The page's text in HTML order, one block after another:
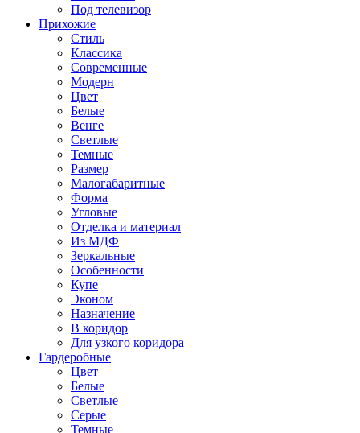
Под телевизор
Прихожие
Стиль
Классика
Современные
Модерн
Цвет
Белые
Венге
Светлые
Темные
Размер
Малогабаритные
Форма
Угловые
Отделка и материал
Из МДФ
Зеркальные
Особенности
Купе
Эконом
Назначение
В коридор
Для узкого коридора
Гардеробные
Цвет
Белые
Светлые
Серые
Темные